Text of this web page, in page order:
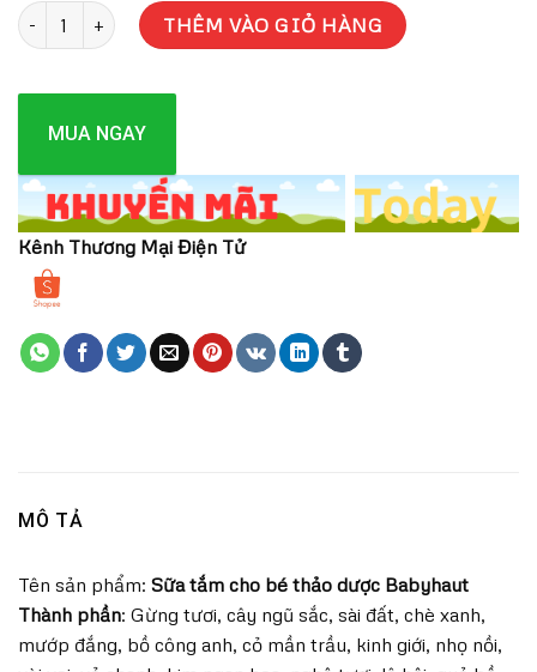
Sữa tắm thảo dược Babyhaut chai 230ml số lượng
THÊM VÀO GIỎ HÀNG
MUA NGAY
Kênh Thương Mại Điện Tử
MÔ TẢ
Tên sản phẩm: Sữa tắm cho bé thảo dược Babyhaut
Thành phần: Gừng tươi, cây ngũ sắc, sài đất, chè xanh,
mướp đắng, bồ công anh, cỏ mần trầu, kinh giới, nhọ nồi,